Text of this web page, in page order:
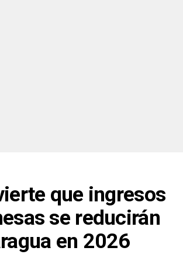
que ingresos
se reducirán
en 2026